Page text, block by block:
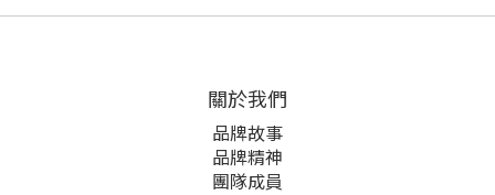
關於我們
品牌故事
品牌精神
團隊成員